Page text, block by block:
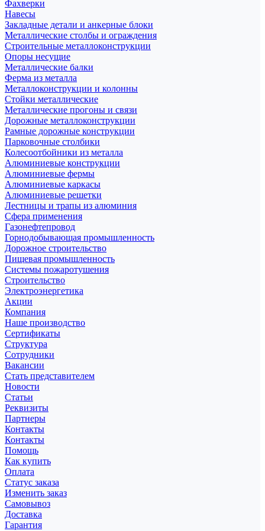
Фахверки
Навесы
Закладные детали и анкерные блоки
Металлические столбы и ограждения
Строительные металлоконструкции
Опоры несущие
Металлические балки
Ферма из металла
Металлоконструкции и колонны
Стойки металлические
Металлические прогоны и связи
Дорожные металлоконструкции
Рамные дорожные конструкции
Парковочные столбики
Колесоотбойники из металла
Алюминиевые конструкции
Алюминиевые фермы
Алюминиевые каркасы
Алюминиевые решетки
Лестницы и трапы из алюминия
Сфера применения
Газонефтепровод
Горнодобывающая промышленность
Дорожное строительство
Пищевая промышленность
Системы пожаротушения
Строительство
Электроэнергетика
Акции
Компания
Наше производство
Сертификаты
Структура
Сотрудники
Вакансии
Стать представителем
Новости
Статьи
Реквизиты
Партнеры
Контакты
Контакты
Помощь
Как купить
Оплата
Статус заказа
Изменить заказ
Самовывоз
Доставка
Гарантия